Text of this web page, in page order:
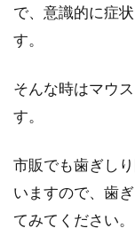
で、意識的に症
す。
そんな時はマウ
す。
市販でも歯ぎし
いますので、歯
てみてください。